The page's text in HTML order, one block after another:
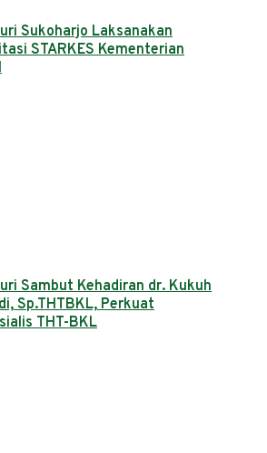
Sukoharjo Laksanakan
STARKES Kementerian
Sambut Kehadiran dr. Kukuh
Sp.THTBKL, Perkuat
THT-BKL